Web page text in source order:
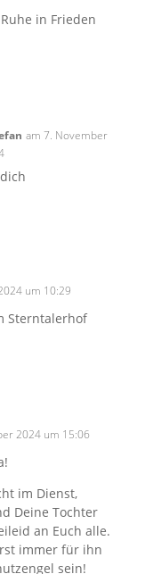
in Frieden
am 7. November
um 10:29
Sterntalerhof
2024 um 15:06
im Dienst,
Deine Tochter
an Euch alle.
immer für ihn
sein!